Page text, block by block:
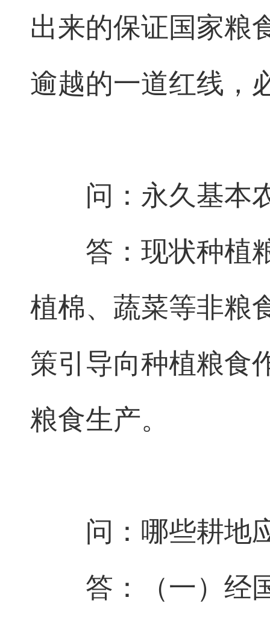
出来的保证国家粮
逾越的一道红线，
问：永久基本
答：现状种植
植棉、蔬菜等非粮
策引导向种植粮食
粮食生产。
问：哪些耕地
答：（一）经